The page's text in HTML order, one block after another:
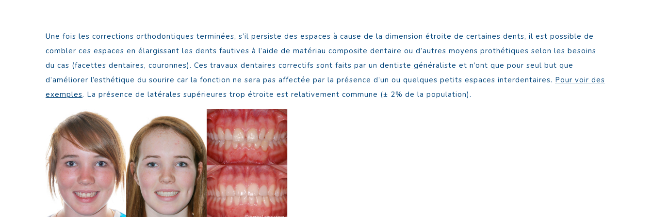
Une fois les corrections orthodontiques terminées, s’il persiste des espaces à cause de la dimension étroite de certaines dents, il est possible de
combler ces espaces en élargissant les dents fautives à l’aide de matériau composite dentaire ou d’autres moyens prothétiques selon les besoins
du cas (facettes dentaires, couronnes). Ces travaux dentaires correctifs sont faits par un dentiste généraliste et n’ont que pour seul but que
d’améliorer l’esthétique du sourire car la fonction ne sera pas affectée par la présence d’un ou quelques petits espaces interdentaires. Pour voir des
exemples. La présence de latérales supérieures trop étroite est relativement commune (± 2% de la population).